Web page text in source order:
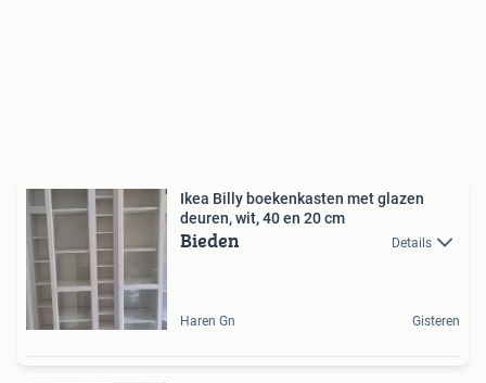
Ikea Billy boekenkasten met glazen
deuren, wit, 40 en 20 cm
Bieden Details
Haren Gn Gisteren